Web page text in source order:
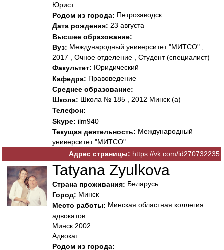
Юрист
Родом из города: Петрозаводск
Дата рождения: 23 августа
Высшее образование:
Вуз: Международный университет "МИТСО" ,
2017 , Очное отделение , Студент (специалист)
Факультет: Юридический
Кафедра: Правоведение
Среднее образование:
Школа: Школа № 185 , 2012 Минск (а)
Телефон:
Skype: ilm940
Текущая деятельность: Международный
университет "МИТСО"
Адрес страницы: https://vk.com/id270732235
Tatyana Zyulkova
Страна проживания: Беларусь
Город: Минск
Место работы: Минская областная коллегия
адвокатов
Минск 2002
Адвокат
Родом из города: